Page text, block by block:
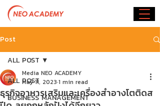
Post
ALL POST
BUSINESS MANAGEMENT
ALL POST
ธุรกิจอาหารเสริมและเครื่องสำอางโตติดส
Media NEO ACADEMY
May 11, 2023 1 min read